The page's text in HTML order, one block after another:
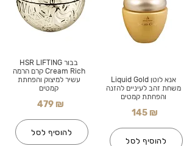
בבור HSR LIFTING
Cream Rich קרם הרמה
עשיר למיצוק והפחתת
קמטים
479 ₪
להוסיף לסל
אנא לוטן Liquid Gold
משחת זהב לעיניים להזנה
והפחתת קמטים
145 ₪
להוסיף לסל